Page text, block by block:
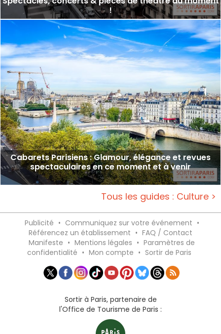
!
Cabarets Parisiens : Glamour, élégance et revues
spectaculaires en ce moment et à venir
Tous les guides : Culture >
Publicité • Communiquez sur votre événement •
Référencez un établissement • FAQ / Contact
Manifeste • Mentions légales • Paramètres de
confidentialité • Mon compte • Sortir de Paris
Sortir à Paris, partenaire de
l'Office de Tourisme de Paris :